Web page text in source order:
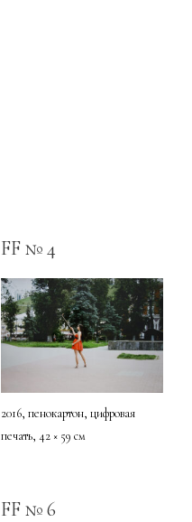
FF № 4
2016, пенокартон, цифровая
печать, 42 × 59 см
FF № 6